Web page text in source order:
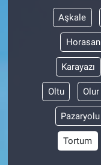
Aşkale
Horasan
Karayazı
Oltu Olur
Pazaryolu
Tortum